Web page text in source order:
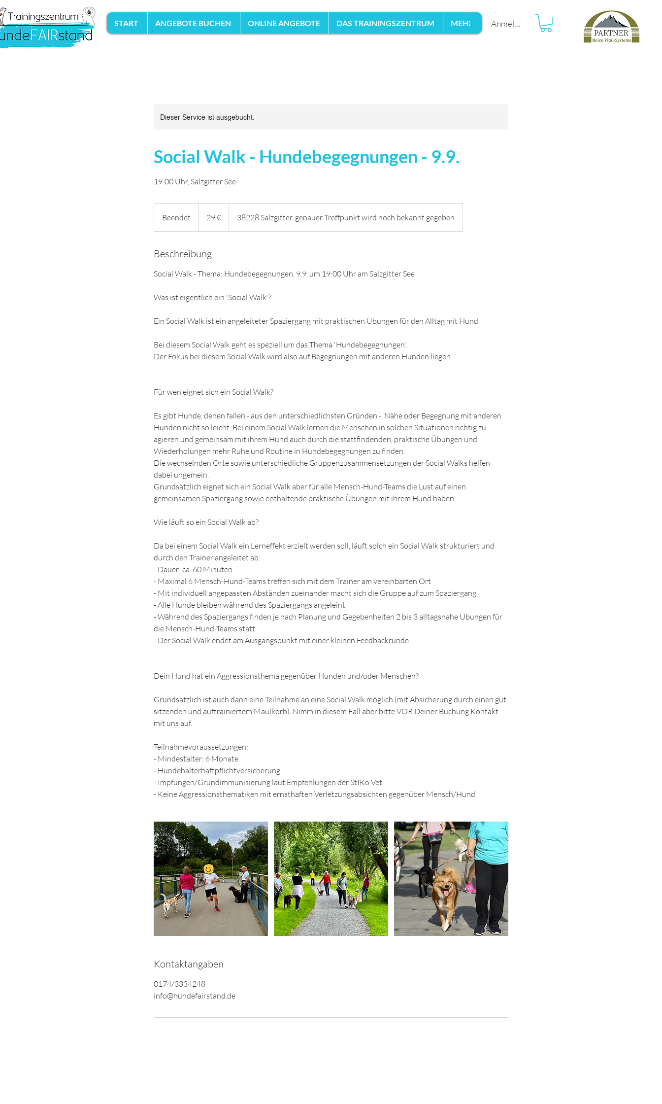
START ANGEBOTE BUCHEN ONLINE ANGEBOTE DAS TRAININGSZENTRUM MEHR Anmelden
Dieser Service ist ausgebucht.
Social Walk - Hundebegegnungen - 9.9.
19:00 Uhr, Salzgitter See
Beendet
e
n
e
29 € 38228 Salzgitter, genauer Treffpunkt wird noch bekannt gegeben
Beschreibung
Social Walk - Thema: Hundebegegnungen, 9.9. um 19:00 Uhr am Salzgitter See
Was ist eigentlich ein 'Social Walk'?
Ein Social Walk ist ein angeleiteter Spaziergang mit praktischen Übungen für den Alltag mit Hund.
​Bei diesem Social Walk geht es speziell um das Thema 'Hundebegegnungen'.
Der Fokus bei diesem Social Walk wird also auf Begegnungen mit anderen Hunden liegen.
Für wen eignet sich ein Social Walk?
Es gibt Hunde, denen fallen - aus den unterschiedlichsten Gründen - Nähe oder Begegnung mit anderen
Hunden nicht so leicht. Bei einem Social Walk lernen die Menschen in solchen Situationen richtig zu
agieren und gemeinsam mit ihrem Hund auch durch die stattfindenden, praktische Übungen und
Wiederholungen mehr Ruhe und Routine in Hundebegegnungen zu finden.
Die wechselnden Orte sowie unterschiedliche Gruppenzusammensetzungen der Social Walks helfen
dabei ungemein.
Grundsätzlich eignet sich ein Social Walk aber für alle Mensch-Hund-Teams die Lust auf einen
gemeinsamen Spaziergang sowie enthaltende praktische Übungen mit ihrem Hund haben.
Wie läuft so ein Social Walk ab?
Da bei einem Social Walk ein Lerneffekt erzielt werden soll, läuft solch ein Social Walk strukturiert und
durch den Trainer angeleitet ab:
- Dauer: ca. 60 Minuten
- Maximal 6 Mensch-Hund-Teams treffen sich mit dem Trainer am vereinbarten Ort
- Mit individuell angepassten Abständen zueinander macht sich die Gruppe auf zum Spaziergang
- Alle Hunde bleiben während des Spaziergangs angeleint
- Während des Spaziergangs finden je nach Planung und Gegebenheiten 2 bis 3 alltagsnahe Übungen für
die Mensch-Hund-Teams statt
- Der Social Walk endet am Ausgangspunkt mit einer kleinen Feedbackrunde
Dein Hund hat ein Aggressionsthema gegenüber Hunden und/oder Menschen?
Grundsätzlich ist auch dann eine Teilnahme an eine Social Walk möglich (mit Absicherung durch einen gut
sitzenden und auftrainiertem Maulkorb). Nimm in diesem Fall aber bitte VOR Deiner Buchung Kontakt
mit uns auf.
Teilnahmevoraussetzungen:
- Mindestalter: 6 Monate
- Hundehalterhaftpflichtversicherung
- Impfungen/Grundimmunisierung laut Empfehlungen der StIKo Vet
- Keine Aggressionsthematiken mit ernsthaften Verletzungsabsichten gegenüber Mensch/Hund
Kontaktangaben
0174/3334248
info@hundefairstand.de